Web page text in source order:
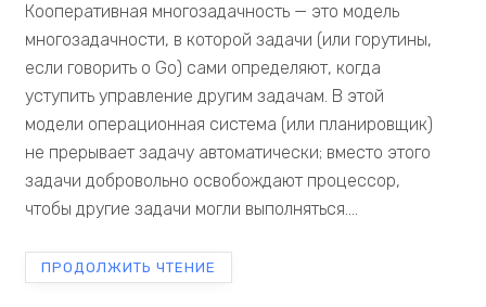
Кооперативная многозадачность — это модель
многозадачности, в которой задачи (или горутины,
если говорить о Go) сами определяют, когда
уступить управление другим задачам. В этой
модели операционная система (или планировщик)
не прерывает задачу автоматически; вместо этого
задачи добровольно освобождают процессор,
чтобы другие задачи могли выполняться....
ПРОДОЛЖИТЬ ЧТЕНИЕ